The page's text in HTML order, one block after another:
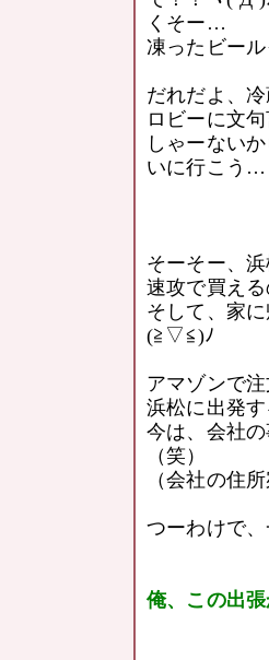
くそー…
凍ったビー
だれだよ、
ロビーに文
しゃーない
いに行こう…
そーそー、
速攻で買える
そして、家
(≧▽≦)ﾉ
アマゾンで
浜松に出発
今は、会社
（笑）
（会社の住
つーわけで、
俺、この出